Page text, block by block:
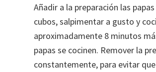
Añadir a la preparación las
cubos, salpimentar a gusto y
aproximadamente 8 minutos
papas se cocinen. Remover la
constantemente, para evitar